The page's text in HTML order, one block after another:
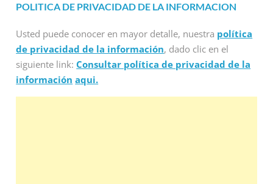
POLITICA DE PRIVACIDAD DE LA INFORMACION
Usted puede conocer en mayor detalle, nuestra política
de privacidad de la información, dado clic en el
siguiente link:Consultar política de privacidad de la
información aqui.